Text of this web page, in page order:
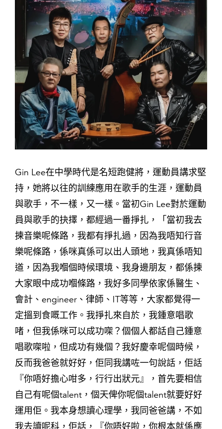
Gin Lee在中學時代是名短跑健將，運動員講求堅
持，她將以往的訓練應用在歌手的生涯，運動員
與歌手，不一樣，又一樣。當初Gin Lee對於運動
員與歌手的抉擇，都經過一番掙扎，「當初我去
揀音樂呢條路，我都有掙扎過，因為我唔知行音
樂呢條路，係咪真係可以出人頭地，我真係唔知
道，因為我嗰個時候環境、我身邊朋友，都係揀
大家眼中成功嗰條路，我好多同學依家係醫生、
會計、engineer、律師、IT等等，大家都覺得一
定搵到食嘅工作。我掙扎來自於，我鍾意唱歌
啫，但我係咪可以成功㗎？個個人都話自己鍾意
唱歌㗎啦，但成功有幾個？我好慶幸呢個時候，
反而我爸爸就好好，佢同我講咗一句說話，佢話
『你唔好擔心咁多，行行出狀元』，首先要相信
自己有呢個talent，個天俾你呢個talent就要好好
運用佢。我本身想讀心理學，我同爸爸講，不如
我去讀呢科，佢話，『你唔好啦，你根本就係應